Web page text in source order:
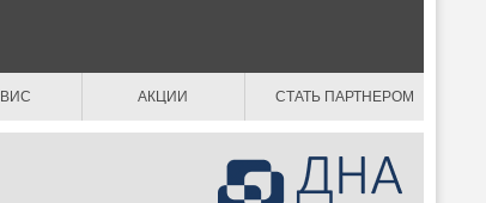
АКЦИИ СТАТЬ ПАРТНЕРОМ